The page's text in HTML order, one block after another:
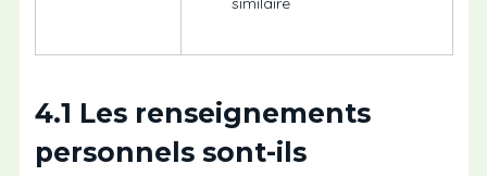
4.1 Les renseignements
personnels sont-ils